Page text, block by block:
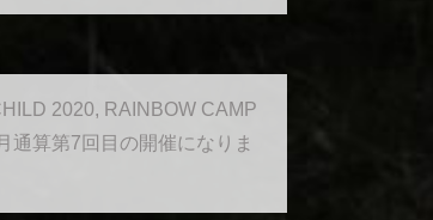
2020, RAINBOW CAMP
通算第7回目の開催になりま